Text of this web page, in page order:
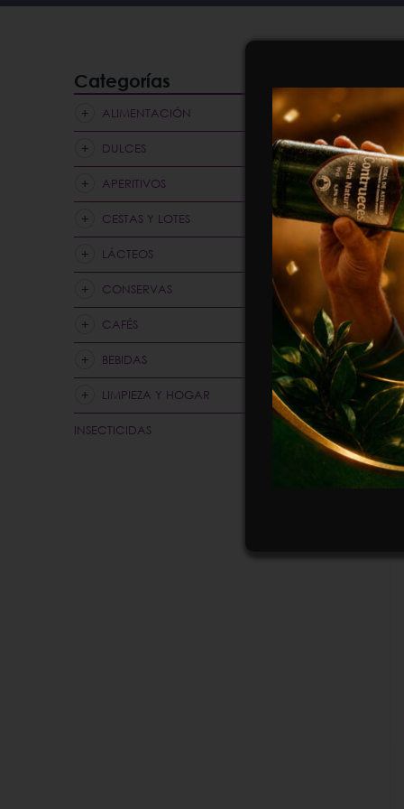
Categorías
ALIMENTACIÓN
DULCES
APERITIVOS
CESTAS Y LOTES
LÁCTEOS
CONSERVAS
CAFÉS
BEBIDAS
LIMPIEZA Y HOGAR
INSECTICIDAS